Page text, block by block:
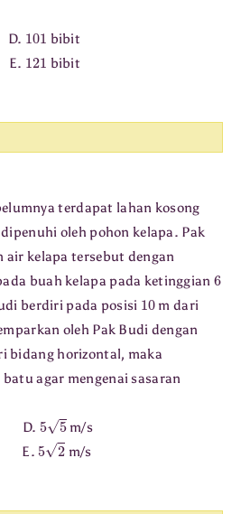
101 bibit
121 bibit
terdapat lahan kosong
oleh pohon kelapa. Pak
air kelapa tersebut dengan
buah kelapa pada ketinggian 6
berdiri pada posisi 10 m dari
oleh Pak Budi dengan
bidang horizontal, maka
agar mengenai sasaran
5
m/s
5
m/s